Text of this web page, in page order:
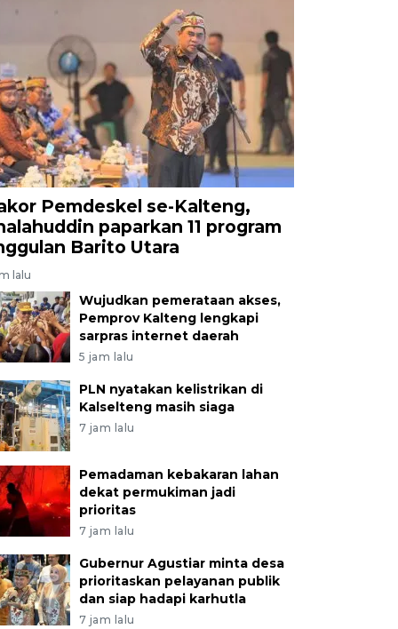
Pemdeskel se-Kalteng,
paparkan 11 program
Barito Utara
lalu
Wujudkan pemerataan akses,
Pemprov Kalteng lengkapi
sarpras internet daerah
5 jam lalu
PLN nyatakan kelistrikan di
Kalselteng masih siaga
7 jam lalu
Pemadaman kebakaran lahan
dekat permukiman jadi
prioritas
7 jam lalu
Gubernur Agustiar minta desa
prioritaskan pelayanan publik
dan siap hadapi karhutla
7 jam lalu